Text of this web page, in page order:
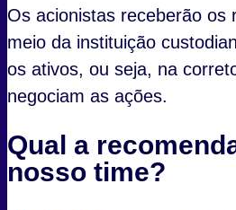
Os acionistas receberão os
meio da instituição
os ativos, ou seja, na
negociam as ações.
Qual a
nosso time?